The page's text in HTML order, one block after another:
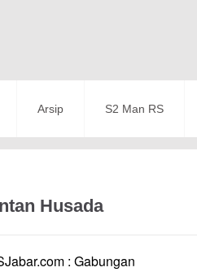
Arsip S2 Man RS
Husada
: Gabungan